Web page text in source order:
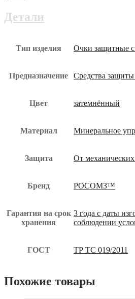
Детали
Тип изделия Очки защитные
Предназначение Средства
Цвет затемнённый
Материал Минеральное
Защита От
Бренд РОСОМЗ™
Гарантия на срок
хранения
3 года с даты
соблюдении
ГОСТ ТР ТС 019/2011
Похожие товары